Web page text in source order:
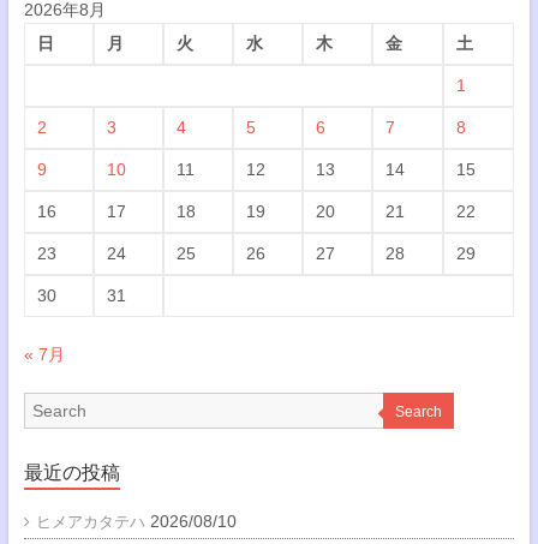
2026年8月
日
月 火 水 木 金 土
1
2 3 4 5 6 7 8
9 10 11 12 13 14 15
16 17 18 19 20 21 22
23 24 25 26 27 28 29
30 31
« 7月
Search
最近の投稿
ヒメアカタテハ 2026/08/10